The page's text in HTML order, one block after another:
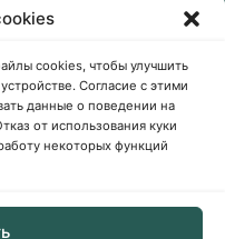
cookies, чтобы улучшить
Согласие с этими
данные о поведении на
от использования куки
некоторых функций
онлайн
am Main,